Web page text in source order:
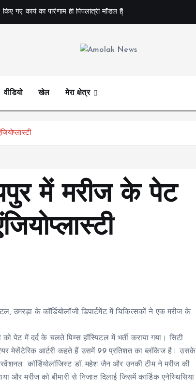
गए कार्य का परिणाम ही पिपलांत्री मॉडल है
वीडियो खेल मेरा क्षेत्र
में मरीज के पेट
उमरड़ा के कॉर्डियोलॉजी डिपार्टमेंट में चिकित्सकों ने एक मरीज के
पेट में दर्द के चलते पिम्स हॉस्पिटल में भर्ती कराया गया। सिटी
मेसेंटेरिक आर्टरी कहते हैं उसमें 99 प्रतिशत का ब्लॉकेज है। उसके
कॉर्डियोलॉजिस्ट डॉ. महेश जैन और उनकी टीम ने मरीज की
और मरीज को बीमारी से निजात दिलाई जिसमें कार्डिक एनेस्थिसिया